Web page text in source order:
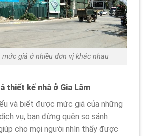
mức giá ở nhiều đơn vị khác nhau
thiết kế nhà ở Gia Lâm
và biết được mức giá của những
vụ, bạn đừng quên so sánh
cho mọi người nhìn thấy được